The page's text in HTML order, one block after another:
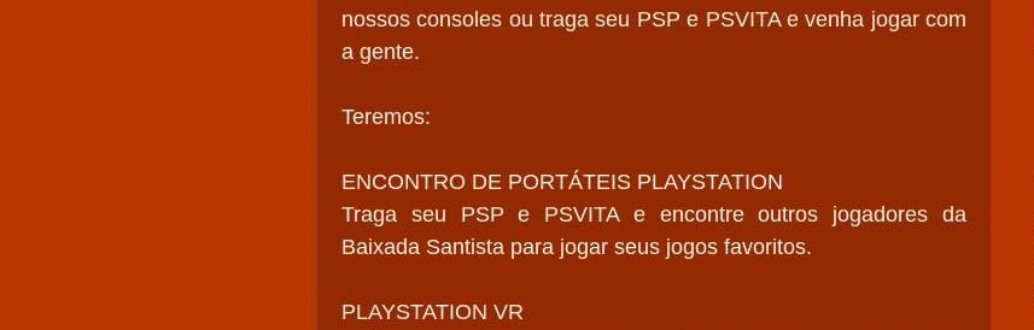
nossos consoles ou traga seu PSP e PSVITA e venha jogar com
a gente.
Teremos:
ENCONTRO DE PORTÁTEIS PLAYSTATION
Traga seu PSP e PSVITA e encontre outros jogadores da
Baixada Santista para jogar seus jogos favoritos.
PLAYSTATION VR